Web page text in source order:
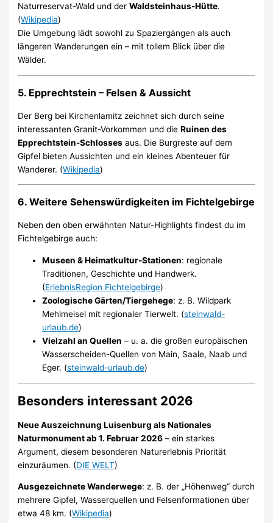
Naturreservat-Wald und derWaldsteinhaus-Hütte.
(Wikipedia)
Die Umgebung lädt sowohl zu Spaziergängen als auch
längeren Wanderungen ein – mit tollem Blick über die
Wälder.
5. Epprechtstein – Felsen & Aussicht
Der Berg bei Kirchenlamitz zeichnet sich durch seine
interessanten Granit-Vorkommen und dieRuinen des
Epprechtstein-Schlosses aus. Die Burgreste auf dem
Gipfel bieten Aussichten und ein kleines Abenteuer für
Wanderer. (Wikipedia)
6. Weitere Sehenswürdigkeiten im Fichtelgebirge
Neben den oben erwähnten Natur-Highlights findest du im
Fichtelgebirge auch:
Museen & Heimatkultur-Stationen: regionale
Traditionen, Geschichte und Handwerk.
(ErlebnisRegion Fichtelgebirge)
Zoologische Gärten/Tiergehege: z. B. Wildpark
Mehlmeisel mit regionaler Tierwelt. (steinwald-
urlaub.de)
Vielzahl an Quellen – u. a. die großen europäischen
Wasserscheiden-Quellen von Main, Saale, Naab und
Eger. (steinwald-urlaub.de)
Besonders interessant 2026
Neue Auszeichnung Luisenburg als Nationales
Naturmonument ab 1. Februar 2026 – ein starkes
Argument, diesem besonderen Naturerlebnis Priorität
einzuräumen. (DIE WELT)
Ausgezeichnete Wanderwege: z. B. der „Höhenweg“ durch
mehrere Gipfel, Wasserquellen und Felsenformationen über
etwa 48 km. (Wikipedia)